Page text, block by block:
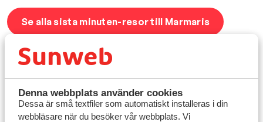
Denna webbplats använder cookies
Dessa är små textfiler som automatiskt installeras i din
webbläsare när du besöker vår webbplats. Vi
Se alla sista minuten-resor till Marmaris
Populära val
Våra lyxigaste hotell
Alla sista minuten resor